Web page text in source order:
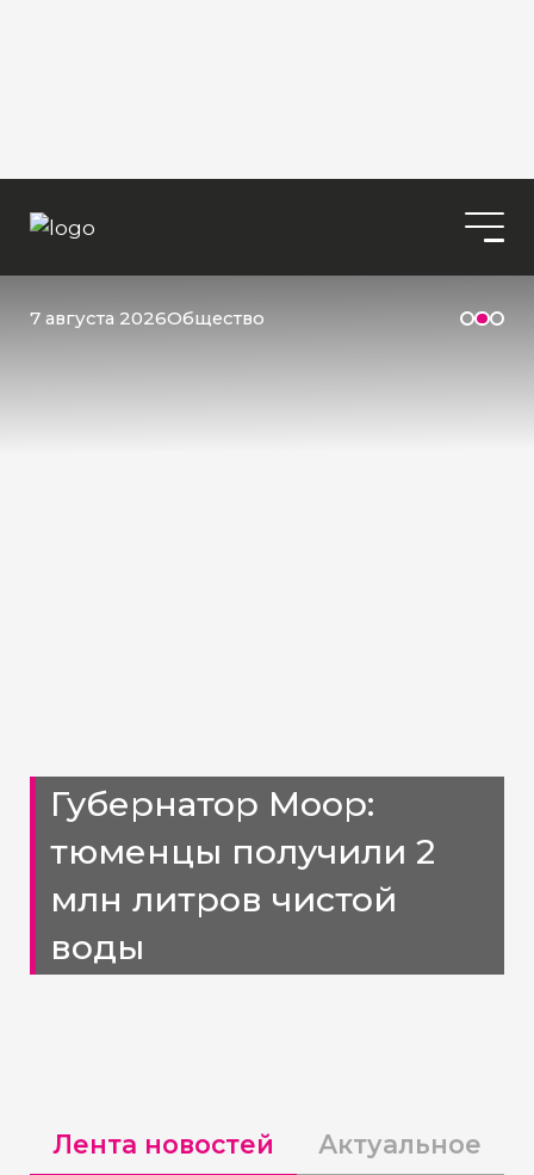
7 августа 2026Общество
Губернатор Моор:
тюменцы получили 2
млн литров чистой
воды
Лента новостей Актуальное